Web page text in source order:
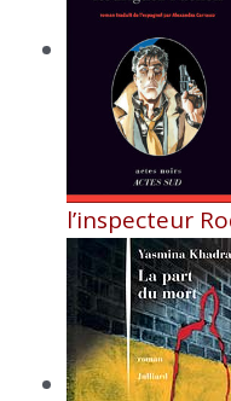
l’inspecteur